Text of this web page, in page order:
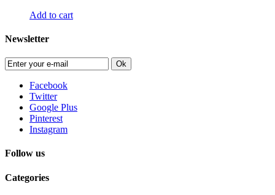
Add to cart
Newsletter
Ok
Facebook
Twitter
Google Plus
Pinterest
Instagram
Follow us
Categories